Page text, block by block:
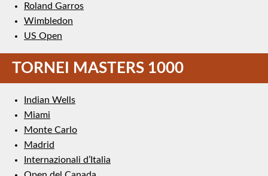
Roland Garros
Wimbledon
US Open
TORNEI MASTERS 1000
Indian Wells
Miami
Monte Carlo
Madrid
Internazionali d’Italia